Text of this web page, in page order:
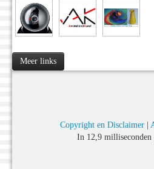
Meer links
Copyright en Disclaimer|
In 12,9 milliseconden